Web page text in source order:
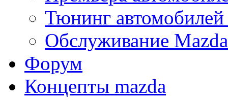
Тюнинг
Обслуживание Mazda
Форум
Концепты mazda